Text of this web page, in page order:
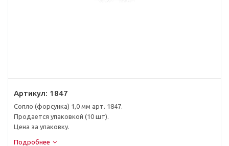
Артикул: 1847
Сопло (форсунка) 1,0 мм арт. 1847.
Продается упаковкой (10 шт).
Цена за упаковку.
Подробнее